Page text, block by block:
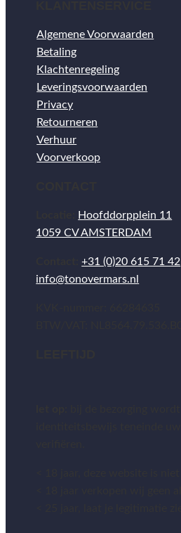
Algemene Voorwaarden
Betaling
Klachtenregeling
Leveringsvoorwaarden
Privacy
Retourneren
Verhuur
Voorverkoop
Hoofddorpplein 11
1059 CV AMSTERDAM
+31 (0)20 615 71 42
info@tonovermars.nl